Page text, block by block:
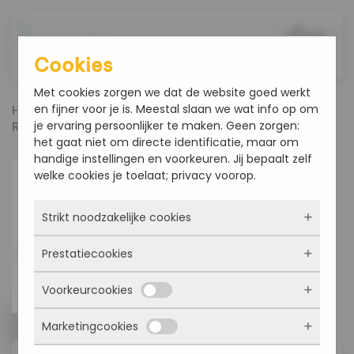
Home Producten
Koek en Zoet
Roombroodjes
Cookies
Met cookies zorgen we dat de website goed werkt
en fijner voor je is. Meestal slaan we wat info op om
je ervaring persoonlijker te maken. Geen zorgen:
het gaat niet om directe identificatie, maar om
handige instellingen en voorkeuren. Jij bepaalt zelf
welke cookies je toelaat; privacy voorop.
Strikt noodzakelijke cookies
Deze cookies zorgen ervoor dat de website
überhaupt werkt. Ze zijn dus altijd actief en
kunnen niet worden uitgezet. Meestal worden
ze alleen geplaatst als jij iets doet, zoals
inloggen, een formulier invullen of je
privacyvoorkeuren opslaan. Je kunt je browser
Prestatiecookies
Met deze cookies zien we hoe vaak onze site
bezocht wordt, waar bezoekers vandaan
komen en welke pagina’s populair zijn. Zo
kunnen we de website blijven verbeteren.
Voorkeurcookies
Deze cookies onthouden jouw voorkeuren.
Bijvoorbeeld taalkeuze of ingevulde gegevens.
Marketingcookies